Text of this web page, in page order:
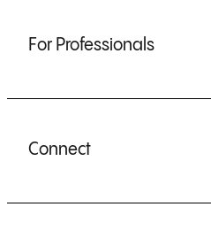
For Professionals
Connect